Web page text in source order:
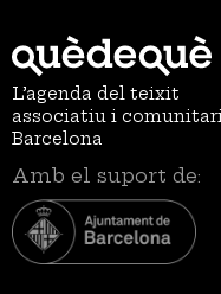
L’agenda del teixit
associatiu i
Barcelona
Amb el suport de: